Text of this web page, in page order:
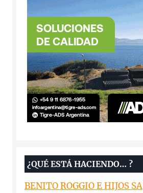
¿QUÉ ESTÁ HACIENDO… ?
BENITO ROGGIO E HIJOS SA